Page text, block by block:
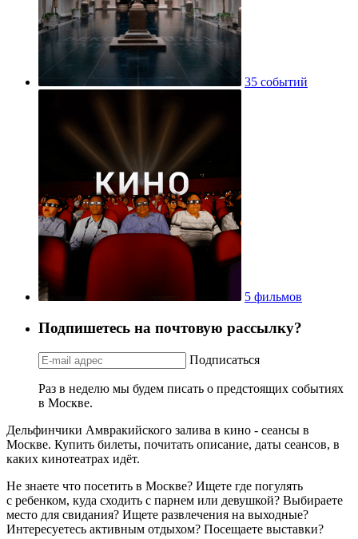
35 событий
5 фильмов
Подпишетесь на почтовую рассылку?
Подписаться
Раз в неделю мы будем писать о предстоящих событиях
в Москве.
Дельфинчики Амвракийского залива в кино - сеансы в
Москве. Купить билеты, почитать описание, даты сеансов, в
каких кинотеатрах идёт.
Не знаете что посетить в Москве? Ищете где погулять
с ребенком, куда сходить с парнем или девушкой? Выбираете
место для свидания? Ищете развлечения на выходные?
Интересуетесь активным отдыхом? Посещаете выставки?